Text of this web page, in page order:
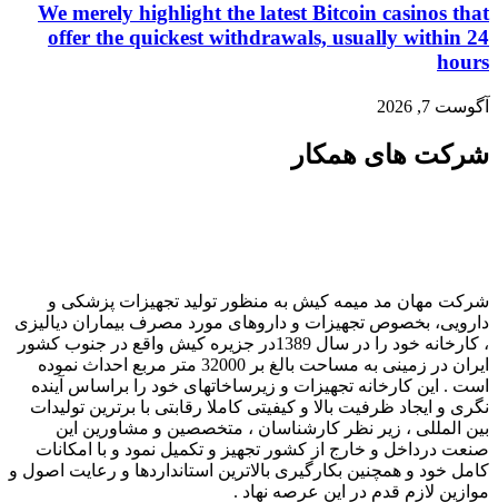
We merely highlight the latest Bitcoin casinos that
offer the quickest withdrawals, usually within 24
hours
آگوست 7, 2026
شرکت های همکار
شرکت مهان مد میمه کیش به منظور تولید تجهیزات پزشکی و
دارویی، بخصوص تجهیزات و داروهای مورد مصرف بیماران دیالیزی
، کارخانه خود را در سال 1389در جزیره کیش واقع در جنوب کشور
ایران در زمینی به مساحت بالغ بر 32000 متر مربع احداث نموده
است . این کارخانه تجهیزات و زیرساخاتهای خود را براساس آینده
نگری و ایجاد ظرفیت بالا و کیفیتی کاملا رقابتی با برترین تولیدات
بین المللی ، زیر نظر کارشناسان ، متخصصین و مشاورین این
صنعت درداخل و خارج از کشور تجهیز و تکمیل نمود و با امکانات
کامل خود و همچنین بکارگیری بالاترین استانداردها و رعایت اصول و
موازین لازم قدم در این عرصه نهاد .